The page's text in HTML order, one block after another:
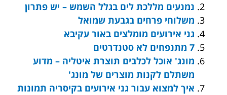
נמנעים מללכת לים בגלל השמש – יש פתרון
משלוחי פרחים בגבעת שמואל
גני אירועים מומלצים באור עקיבא
7 מתנפחים לא סטנדרטים
מונג' אוכל לכלבים תוצרת איטליה – מדוע
משתלם לקנות מוצרים של מונג'
איך למצוא עבור גני אירועים בקיסריה תמונות